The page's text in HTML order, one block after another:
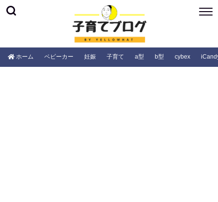
ホーム ベビーカー 妊娠 子育て a型 b型 cybex